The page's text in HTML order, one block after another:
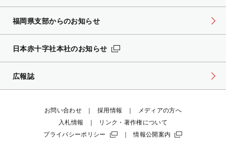
福岡県支部からのお知らせ
日本赤十字社本社のお知らせ
広報誌
お問い合わせ 採用情報
メディアの方へ
入札情報
リンク・著作権について
プライバシーポリシー
情報公開案内